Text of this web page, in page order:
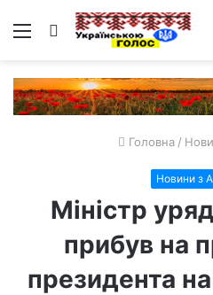
Меню Пошук
Головна /
Новини з
Міністр
прибув на
президента